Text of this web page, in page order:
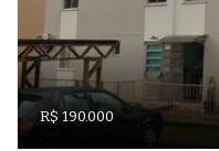
R$ 190.000